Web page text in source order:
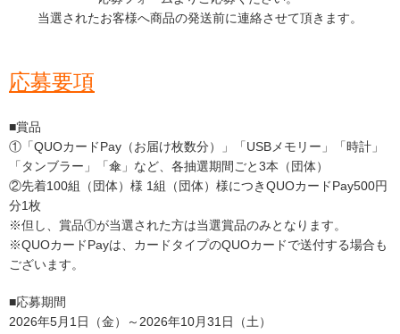
当選されたお客様へ商品の発送前に連絡させて頂きます。
応募要項
■賞品
①「QUOカードPay（お届け枚数分）」「USBメモリー」「時計」
「タンブラー」「傘」など、各抽選期間ごと3本（団体）
②先着100組（団体）様 1組（団体）様につきQUOカードPay500円
分1枚
※但し、賞品①が当選された方は当選賞品のみとなります。
※QUOカードPayは、カードタイプのQUOカードで送付する場合も
ございます。
■応募期間
2026年5月1日（金）～2026年10月31日（土）